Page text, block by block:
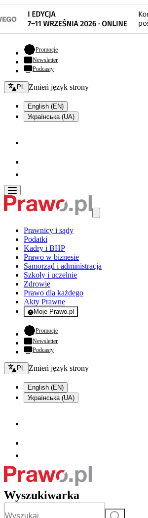
Promocje- otwiera się w nowej karcie
Newsletter
Podcasty
Zmień język - bieżący:
PL Zmień język strony
English (EN)
Українська (UA)
Prawnicy i sądy
Podatki
Kadry i BHP
Prawo w biznesie
Samorząd i administracja
Szkoły i uczelnie
Zdrowie
Prawo dla każdego
Akty Prawne
Moje Prawo.pl
- rejestracja i logowanie do serwisu
Promocje- otwiera się w nowej karcie
Newsletter
Podcasty
Zmień język - bieżący:
PL Zmień język strony
English (EN)
Українська (UA)
Wyszukiwarka
Szukaj